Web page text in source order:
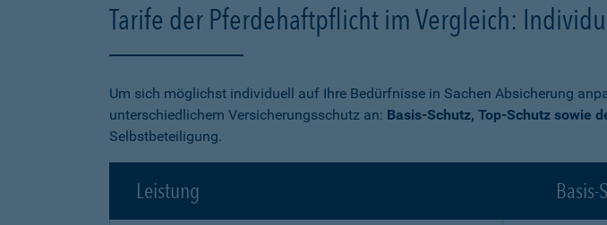
Tarife der Pferdehaftpflicht im Vergleich:
Um sich möglichst individuell auf Ihre Bedürfnisse in Sachen Absicherung
unterschiedlichem Versicherungsschutz an: Basis-Schutz, Top-Schutz sowie
Selbstbeteiligung.
Leistung Basis-